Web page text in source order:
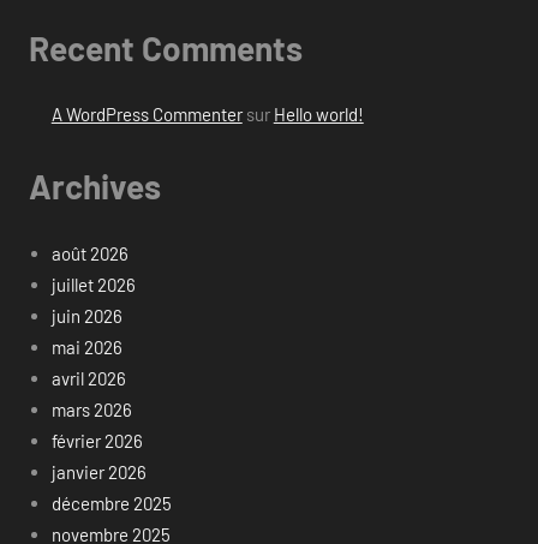
Recent Comments
A WordPress Commentersur Hello world!
Archives
août 2026
juillet 2026
juin 2026
mai 2026
avril 2026
mars 2026
février 2026
janvier 2026
décembre 2025
novembre 2025